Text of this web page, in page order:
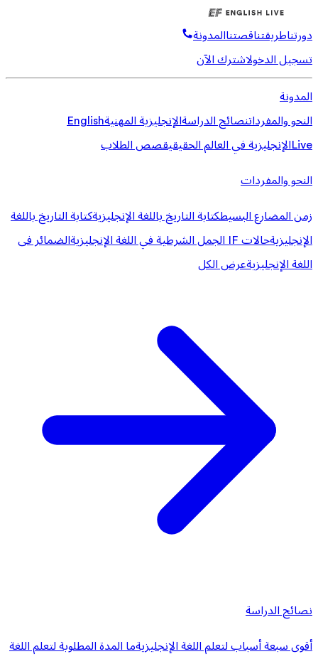
دورتناطريقتناقصتناالمدونة
تسجيل الدخولاشترك الآن
المدونة
النحو والمفرداتنصائح الدراسةالإنجليزية المهنيةEnglish
Liveالإنجليزية في العالم الحقيقيقصص الطلاب
النحو والمفردات
زمن المضارع البسيطكتابة التاريخ باللغة الإنجليزيةكتابة التاريخ باللغة
الإنجليزيةحالات IF الجمل الشرطية في اللغة الإنجليزية
الضمائر فى
اللغة الإنجليزيةعرض الكل
نصائح الدراسة
أقوى سبعة أسباب لتعلم اللغة الإنجليزيةما المدة المطلوبة لتعلم اللغة